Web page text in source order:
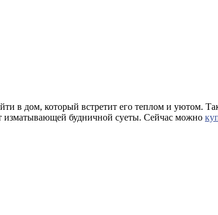
в дом, который встретит его теплом и уютом.
изматывающей будничной суеты. Сейчас можно